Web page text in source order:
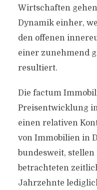
Wirtschaften
Dynamik einher,
den offenen
einer zunehmend
resultiert.
Die factum
Preisentwicklung
einen relativen
von Immobilien in
bundesweit,
betrachteten
Jahrzehnte